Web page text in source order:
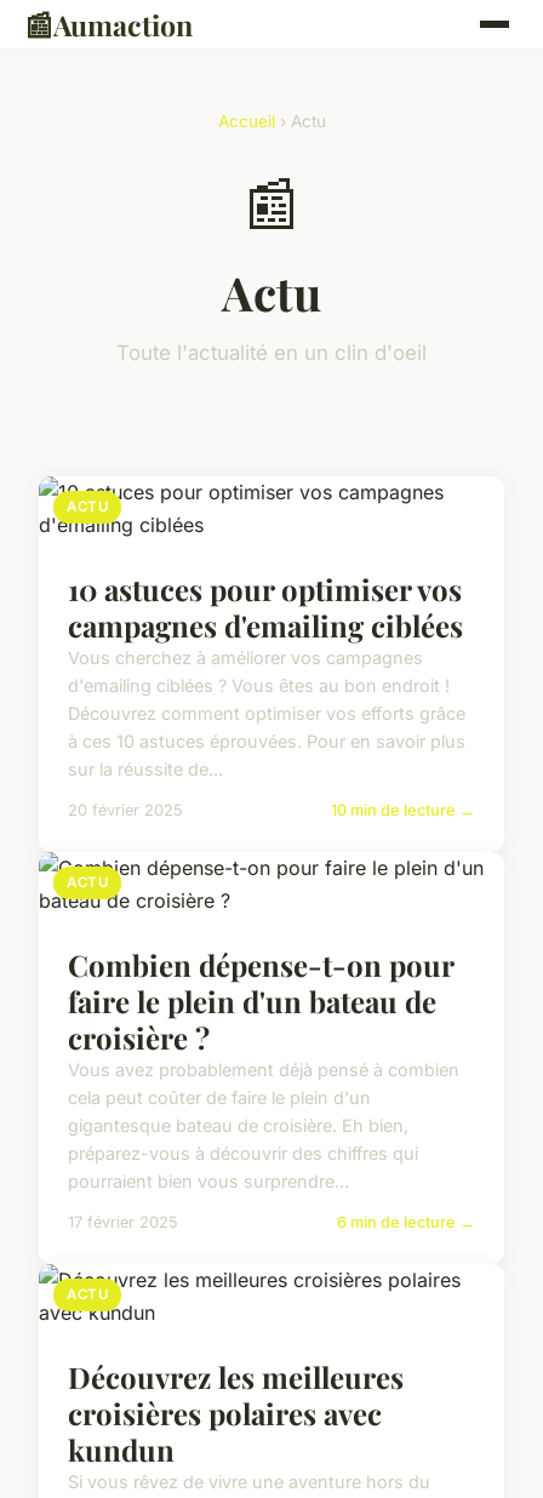
📰Aumaction
Accueil› Actu
📰
Actu
Toute l'actualité en un clin d'oeil
ACTU
10 astuces pour optimiser vos
campagnes d'emailing ciblées
Vous cherchez à améliorer vos campagnes
d'emailing ciblées ? Vous êtes au bon endroit !
Découvrez comment optimiser vos efforts grâce
à ces 10 astuces éprouvées. Pour en savoir plus
sur la réussite de...
20 février 2025 10 min de lecture →
ACTU
Combien dépense-t-on pour
faire le plein d'un bateau de
croisière ?
Vous avez probablement déjà pensé à combien
cela peut coûter de faire le plein d'un
gigantesque bateau de croisière. Eh bien,
préparez-vous à découvrir des chiffres qui
pourraient bien vous surprendre...
17 février 2025 6 min de lecture →
ACTU
Découvrez les meilleures
croisières polaires avec
kundun
Si vous rêvez de vivre une aventure hors du